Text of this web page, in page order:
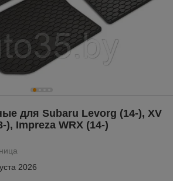
для Subaru Levorg (14-), XV
), Impreza WRX (14-)
2026